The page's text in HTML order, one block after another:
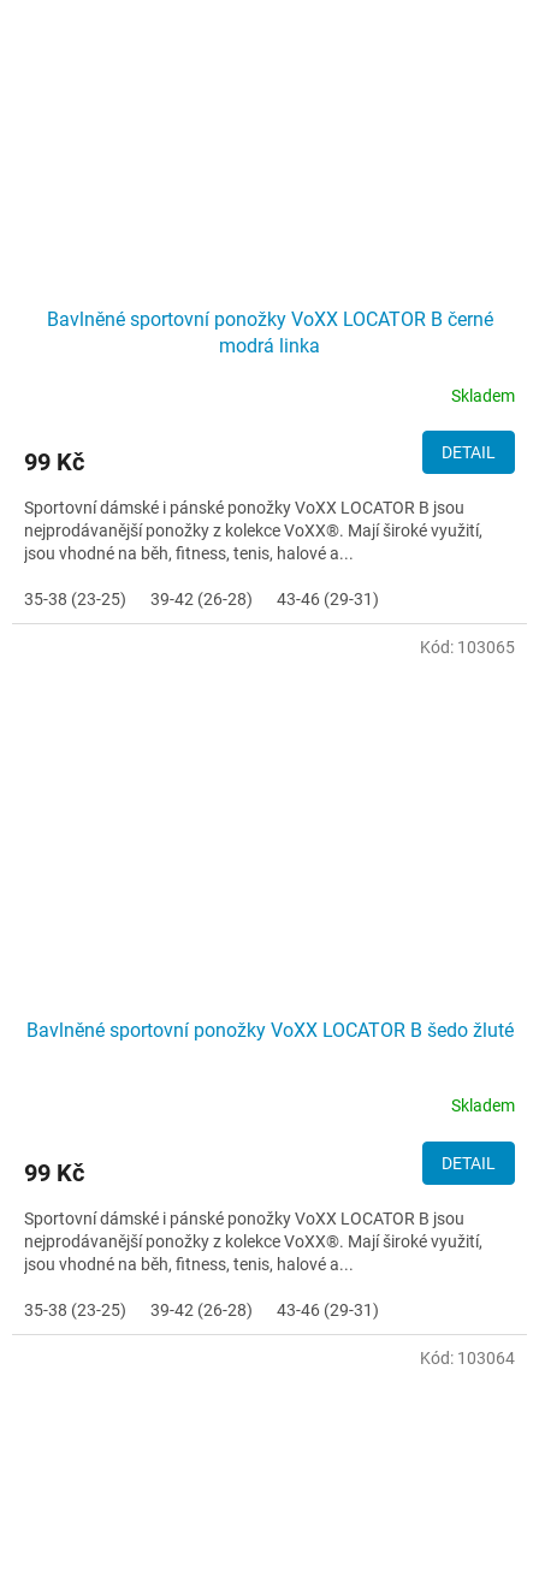
Bavlněné sportovní ponožky VoXX LOCATOR B černé
modrá linka
Skladem
99 Kč DETAIL
Sportovní dámské i pánské ponožky VoXX LOCATOR B jsou
nejprodávanější ponožky z kolekce VoXX®. Mají široké využití,
jsou vhodné na běh, fitness, tenis, halové a...
35-38 (23-25) 39-42 (26-28) 43-46 (29-31)
Bavlněné sportovní ponožky VoXX LOCATOR B šedo žluté
Skladem
99 Kč DETAIL
Sportovní dámské i pánské ponožky VoXX LOCATOR B jsou
nejprodávanější ponožky z kolekce VoXX®. Mají široké využití,
jsou vhodné na běh, fitness, tenis, halové a...
35-38 (23-25) 39-42 (26-28) 43-46 (29-31)
Kód: 103065
Kód: 103064